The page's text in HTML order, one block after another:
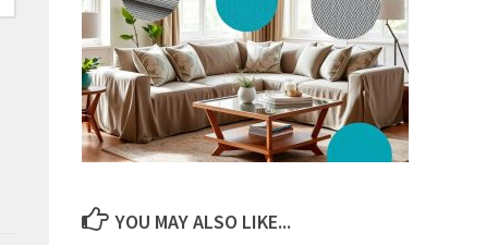
YOU MAY ALSO LIKE...